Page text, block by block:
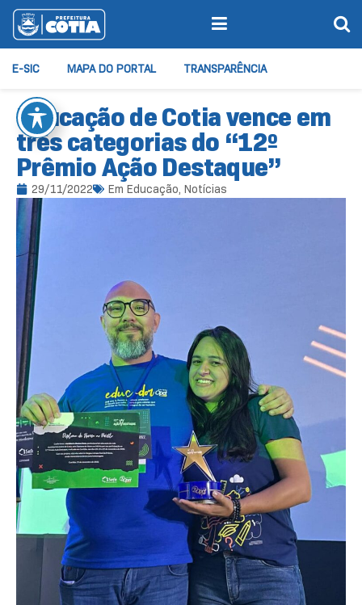
E-SIC MAPA DO PORTAL TRANSPARÊNCIA
Educação de Cotia vence em
três categorias do “12º
Prêmio Ação Destaque”
29/11/2022 Em Educação, Notícias